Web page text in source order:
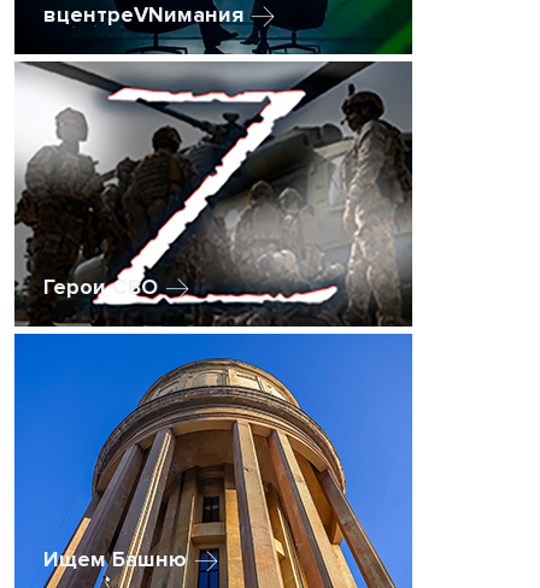
вцентреVNимания
Герои СВО
Ищем Башню